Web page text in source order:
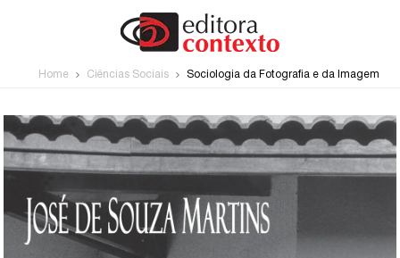
Home Ciências Sociais Sociologia da Fotografia e da Imagem